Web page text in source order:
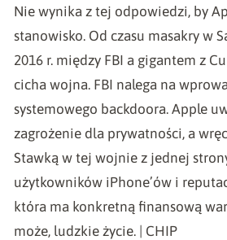
Nie wynika z tej odpowiedzi, by
stanowisko. Od czasu masakry w
2016 r. między FBI a gigantem z
cicha wojna. FBI nalega na
systemowego backdoora. Apple
zagrożenie dla prywatności, a
Stawką w tej wojnie z jednej
użytkowników iPhone’ów i
która ma konkretną finansową
może, ludzkie życie. | CHIP